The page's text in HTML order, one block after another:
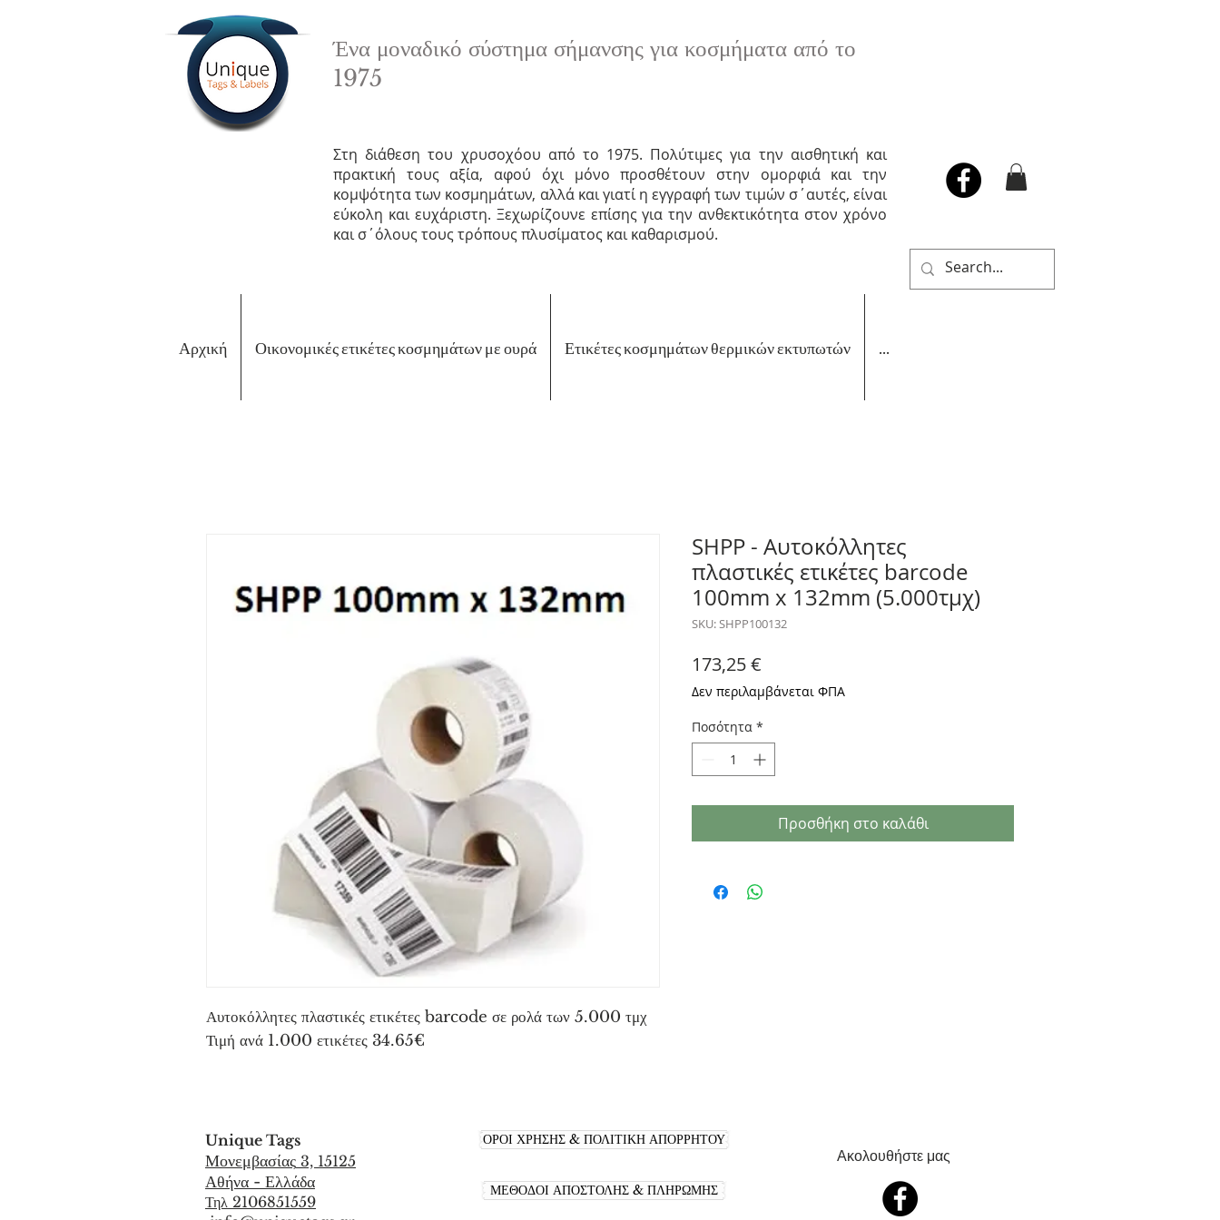
Ένα μοναδικό σύστημα σήμανσης για κοσμήματα από το
1975
Στη διάθεση του χρυσοχόου από το 1975. Πολύτιμες για την αισθητική και
πρακτική τους αξία, αφού όχι μόνο προσθέτουν στην ομορφιά και την
κομψότητα των κοσμημάτων, αλλά και γιατί η εγγραφή των τιμών σ΄αυτές, είναι
εύκολη και ευχάριστη. Ξεχωρίζουνε επίσης για την ανθεκτικότητα στον χρόνο
και σ΄όλους τους τρόπους πλυσίματος και καθαρισμού.
Αρχική Οικονομικές ετικέτες κοσμημάτων με ουρά Ετικέτες κοσμημάτων θερμικών εκτυπωτών ...
Αυτοκόλλητες πλαστικές ετικέτες barcode σε ρολά των 5.000 τμχ
Τιμή ανά 1.000 ετικέτες 34.65€
SHPP - Αυτοκόλλητες
πλαστικές ετικέτες barcode
100mm x 132mm (5.000τμχ)
SKU: SHPP100132
173,25 €
Δεν περιλαμβάνεται ΦΠΑ
Ποσότητα *
Προσθήκη στο καλάθι
Unique Tags
Μονεμβασίας 3, 15125
Αθήνα - Ελλάδα
Τηλ 2106851559
ΟΡΟΙ ΧΡΗΣΗΣ & ΠΟΛΙΤΙΚΗ ΑΠΟΡΡΗΤΟΥ
ΜΕΘΟΔΟΙ ΑΠΟΣΤΟΛΗΣ & ΠΛΗΡΩΜΗΣ
Ακολουθήστε μας